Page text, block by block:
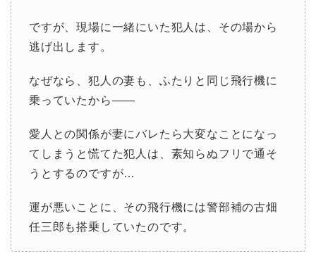
ですが、現場に一緒にいた犯人は、その場から
逃げ出します。
なぜなら、犯人の妻も、ふたりと同じ飛行機に
乗っていたから――
愛人との関係が妻にバレたら大変なことになっ
てしまうと慌てた犯人は、素知らぬフリで通そ
うとするのですが…
運が悪いことに、その飛行機には警部補の古畑
任三郎も搭乗していたのです。